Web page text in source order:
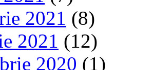
2021 (8)
2021 (12)
2020 (1)